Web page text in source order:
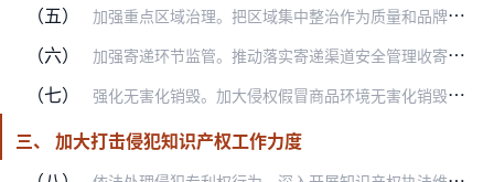
（五） 加强重点区域治理。把区域集中整治作为质量和品牌提升行动的重要内容，创新管理理念和工作方式，完善治理机制，积极巩固整治成果，推进区域性质量问题集中整治深入开展。（…
（六） 加强寄递环节监管。推动落实寄递渠道安全管理收寄验视、实名收寄、过机安检三项制度。加强市场监管执法检查，督促企业切实遵守寄递渠道安全管理各项规定，积极推进寄递渠道…
（七） 强化无害化销毁。加大侵权假冒商品环境无害化销毁工作力度，确保将危险废物送到有资质的单位进行无害化销毁，防止二次污染。指导各地公布并定期更新本地具有环境无害化销毁…
三、 加大打击侵犯知识产权工作力度